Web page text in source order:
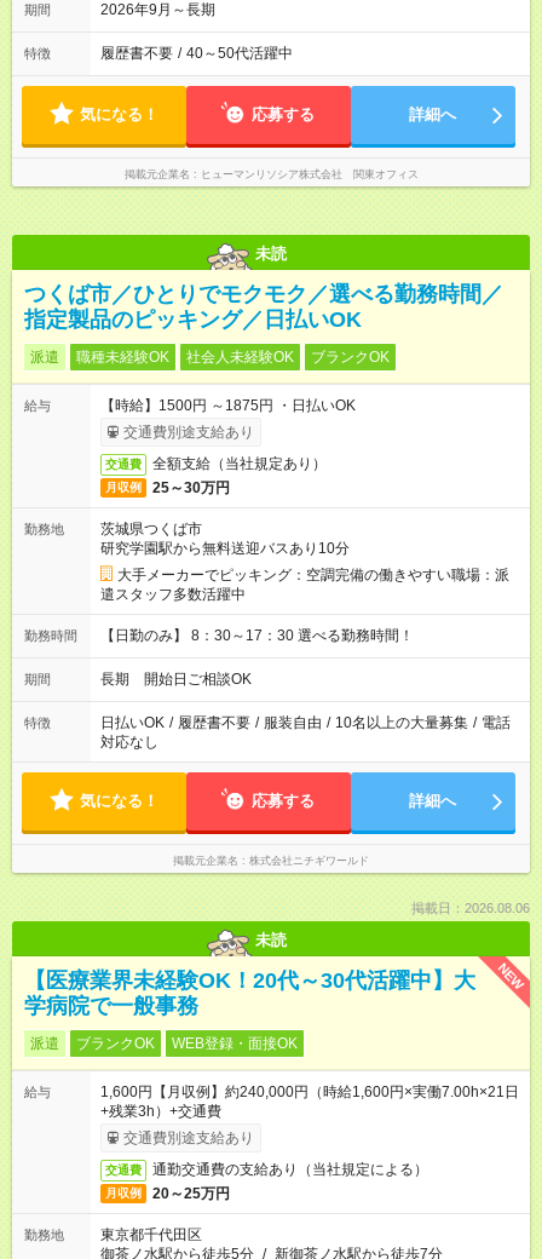
期間 2026年9月～長期
特徴 履歴書不要 / 40～50代活躍中
気になる！ 応募する 詳細へ
掲載元企業名 ヒューマンリソシア株式会社 関東オフィス
未読
つくば市／ひとりでモクモク／選べる勤務時間／
指定製品のピッキング／日払いOK
派遣 職種未経験OK 社会人未経験OK ブランクOK
給与
【時給】1500円 ～1875円 ・日払いOK
交通費別途支給あり
交通費 全額支給（当社規定あり）
月収例 25～30万円
勤務地
茨城県つくば市
研究学園駅から無料送迎バスあり10分
大手メーカーでピッキング：空調完備の働きやすい職場：派
遣スタッフ多数活躍中
勤務時間 【日勤のみ】 8：30～17：30 選べる勤務時間！
期間 長期 開始日ご相談OK
特徴 日払いOK / 履歴書不要 / 服装自由 / 10名以上の大量募集 / 電話
対応なし
気になる！ 応募する 詳細へ
掲載元企業名 株式会社ニチギワールド
掲載日：2026.08.06
未読
NEW
【医療業界未経験OK！20代～30代活躍中】大
学病院で一般事務
派遣 ブランクOK WEB登録・面接OK
給与
1,600円【月収例】約240,000円（時給1,600円×実働7.00h×21日
+残業3h）+交通費
交通費別途支給あり
交通費 通勤交通費の支給あり（当社規定による）
月収例 20～25万円
勤務地
東京都千代田区
御茶ノ水駅から徒歩5分 / 新御茶ノ水駅から徒歩7分